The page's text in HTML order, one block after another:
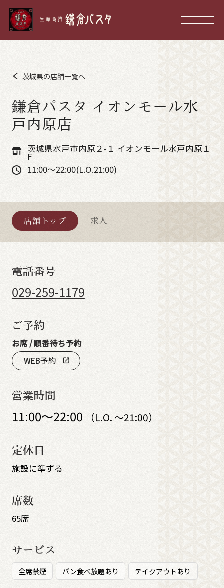
茨城県の店舗一覧へ
鎌倉パスタ イオンモール水
戸内原店
茨城県水戸市内原２-１ イオンモール水戸内原１
F
11:00～22:00(L.O.21:00)
店舗トップ 求人
電話番号
029-259-1179
ご予約
お席 / 順番待ち予約
WEB予約
open_in_new
営業時間
11:00～22:00 （L.O. ～21:00）
定休日
施設に準ずる
席数
65席
サービス
全席禁煙 パン食べ放題あり テイクアウトあり